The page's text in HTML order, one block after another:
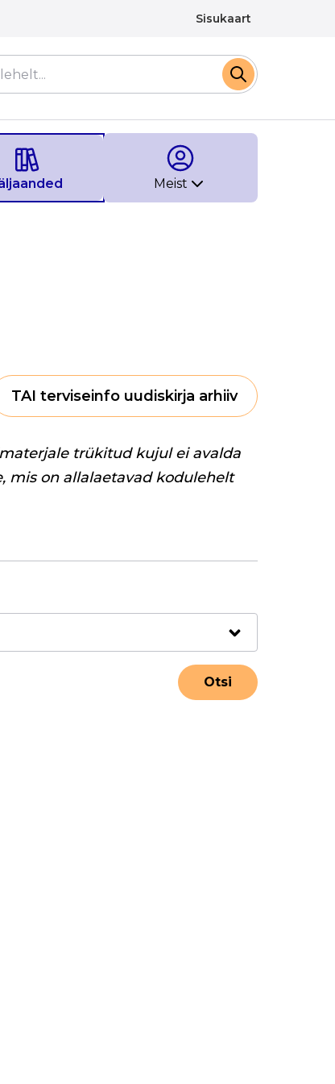
Sisukaart
Meist
TAI terviseinfo uudiskirja arhiiv
trükitud kujul ei avalda
mis on allalaetavad kodulehelt